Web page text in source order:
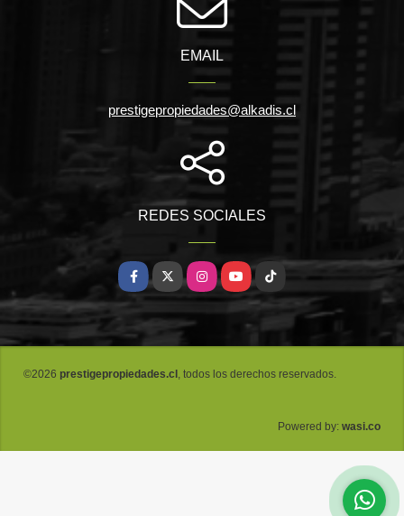
EMAIL
prestigepropiedades@alkadis.cl
REDES SOCIALES
Facebook
X InstagramYouTubeTikTok
©2026 prestigepropiedades.cl , todos los derechos reservados.
Powered by: wasi.co